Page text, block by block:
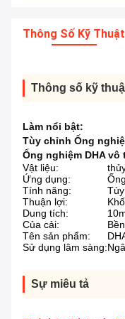
Thông Số Kỹ Thuật
Thông số kỹ
Làm nổi bật:
Tùy chỉnh Ống
Ống nghiệm DHA
Vật liệu:
Ứng dụng:
Tính năng:
Thuận lợi:
Dung tích:
Của cải:
Tên sản phẩm:
Sử dụng lâm sàng:
Sự miêu tả